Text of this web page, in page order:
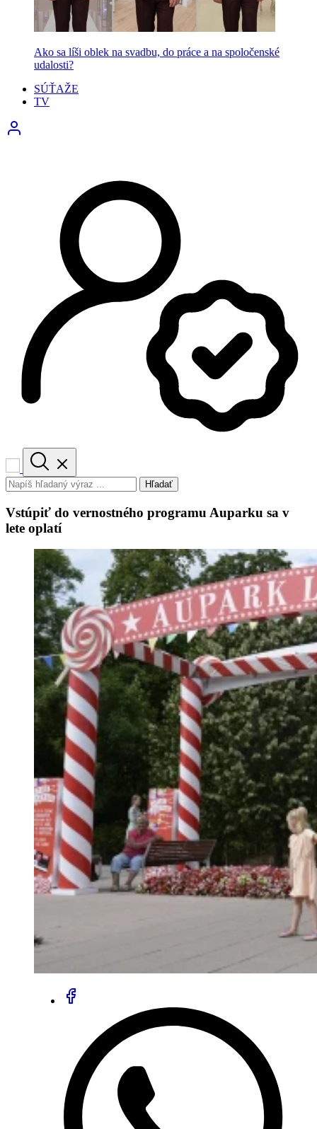
Ako sa líši oblek na svadbu, do práce a na spoločenské
udalosti?
SÚŤAŽE
TV
Hľadať
Vstúpiť do vernostného programu Auparku sa v
lete oplatí